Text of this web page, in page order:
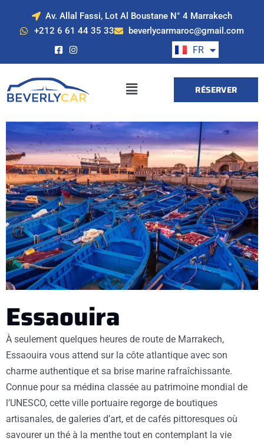
Av. Allal Fassi, Lot Al Boustane N° 4 Marrakech
+212 6 61 44 35 33
beverlycarmaroc@gmail.com
FR
EN
ES
DE
RÉSERVER
Essaouira
À seulement quelques heures de route de Marrakech,
Essaouira vous attend sur la côte atlantique avec son
charme authentique et sa brise marine rafraîchissante.
Connue pour sa médina classée au patrimoine mondial de
l’UNESCO, cette ville portuaire regorge de boutiques
artisanales, de galeries d’art, et de cafés pittoresques où
savourer un thé à la menthe tout en contemplant la vie